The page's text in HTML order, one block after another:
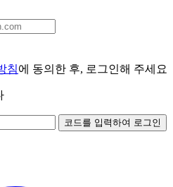
침에 동의한 후, 로그인해 주세요
코드를 입력하여 로그인